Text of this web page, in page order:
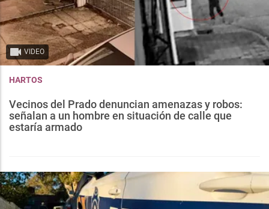
VIDEO
HARTOS
Vecinos del Prado denuncian amenazas y robos:
señalan a un hombre en situación de calle que
estaría armado